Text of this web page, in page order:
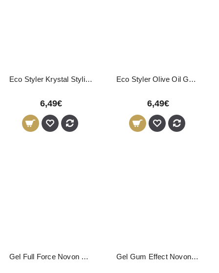
Eco Styler Krystal Styling Gel 946ml
6,49€
Eco Styler Olive Oil Gel 946ml
6,49€
Gel Full Force Novon Professional 700ml Gel Gum Effect Novon Professional 700ml